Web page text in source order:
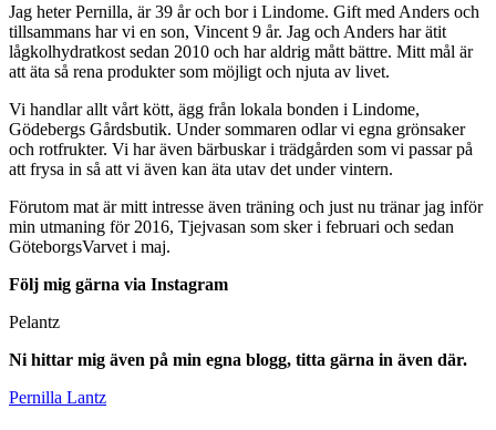
Jag heter Pernilla, är 39 år och bor i Lindome. Gift med Anders och
tillsammans har vi en son, Vincent 9 år. Jag och Anders har ätit
lågkolhydratkost sedan 2010 och har aldrig mått bättre. Mitt mål är
att äta så rena produkter som möjligt och njuta av livet.
Vi handlar allt vårt kött, ägg från lokala bonden i Lindome,
Gödebergs Gårdsbutik. Under sommaren odlar vi egna grönsaker
och rotfrukter. Vi har även bärbuskar i trädgården som vi passar på
att frysa in så att vi även kan äta utav det under vintern.
Förutom mat är mitt intresse även träning och just nu tränar jag inför
min utmaning för 2016, Tjejvasan som sker i februari och sedan
GöteborgsVarvet i maj.
Följ mig gärna via Instagram
Pelantz
Ni hittar mig även på min egna blogg, titta gärna in även där.
Pernilla Lantz